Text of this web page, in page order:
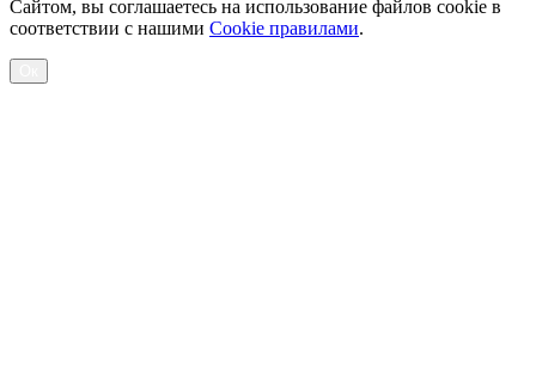
Сайтом, вы соглашаетесь на использование файлов cookie в
соответствии с нашими Cookiе правилами.